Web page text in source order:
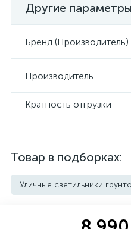
Другие параметры
Бренд (Производитель)
Производитель
Кратность отгрузки
Товар в подборках:
Уличные светильники